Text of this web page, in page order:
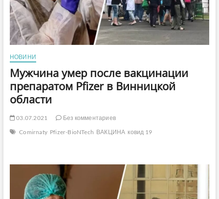
НОВИНИ
Мужчина умер после вакцинации
препаратом Pfizer в Винницкой
области
03.07.2021
Без комментариев
Comirnaty Pfizer-BioNTech ВАКЦИНА ковид 19